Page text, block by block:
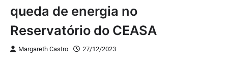
queda de energia no
Reservatório do CEASA
Margareth Castro 27/12/2023